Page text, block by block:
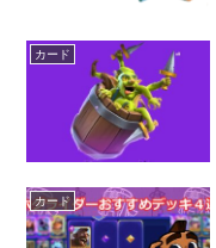
カード
カード